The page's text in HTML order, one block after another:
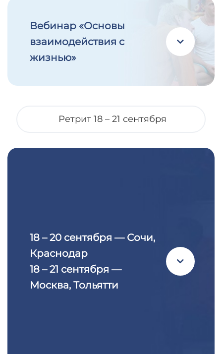
Вебинар «Основы
взаимодействия с
жизнью»
Ретрит 18 – 21 сентября
18 – 20 сентября — Сочи,
Краснодар
18 – 21 сентября —
Москва, Тольятти